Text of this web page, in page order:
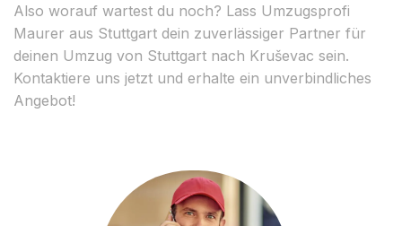
Also worauf wartest du noch? Lass Umzugsprofi
Maurer aus Stuttgart dein zuverlässiger Partner für
deinen Umzug von Stuttgart nach Kruševac sein.
Kontaktiere uns jetzt und erhalte ein unverbindliches
Angebot!